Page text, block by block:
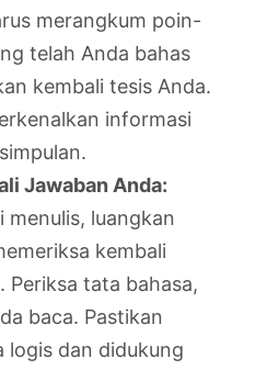
merangkum poin-
telah Anda bahas
kembali tesis Anda.
informasi
Jawaban Anda:
menulis, luangkan
kembali
Periksa tata bahasa,
baca. Pastikan
logis dan didukung